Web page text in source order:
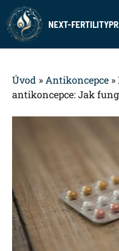
Přeskočit
na
obsah
NEXT-
Úvod » Antikoncepce »
antikoncepce: Jak